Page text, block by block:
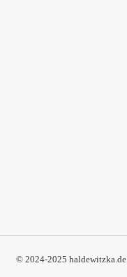
© 2024-2025 haldewitzka.de